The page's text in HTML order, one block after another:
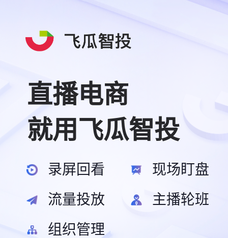
直播电商
就用飞瓜智投
录屏回看
现场盯盘
流量投放
主播轮班
组织管理